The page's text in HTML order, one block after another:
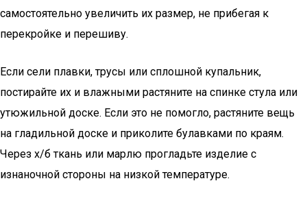
самостоятельно увеличить их размер, не прибегая к
перекройке и перешиву.
Если сели плавки, трусы или сплошной купальник,
постирайте их и влажными растяните на спинке стула или
утюжильной доске. Если это не помогло, растяните вещь
на гладильной доске и приколите булавками по краям.
Через х/б ткань или марлю прогладьте изделие с
изнаночной стороны на низкой температуре.